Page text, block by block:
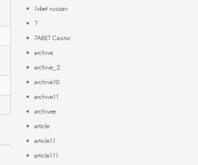
1xbet russian
7
7ABET Casino
archive
archive_2
archive10
archive11
archivee
article
article11
article111